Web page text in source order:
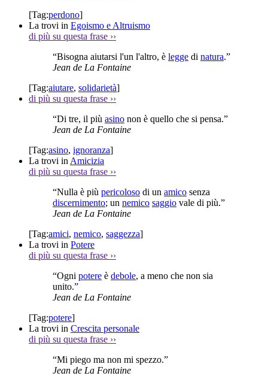
[Tag:perdono]
La trovi in Egoismo e Altruismo
di più su questa frase ››
“Bisogna aiutarsi l'un l'altro, è legge di natura.”
Jean de La Fontaine
[Tag:aiutare, solidarietà]
di più su questa frase ››
“Di tre, il più asino non è quello che si pensa.”
Jean de La Fontaine
[Tag:asino, ignoranza]
La trovi in Amicizia
di più su questa frase ››
“Nulla è più pericoloso di un amico senza
discernimento; un nemico saggio vale di più.”
Jean de La Fontaine
[Tag:amici, nemico, saggezza]
La trovi in Potere
di più su questa frase ››
“Ogni potere è debole, a meno che non sia
unito.”
Jean de La Fontaine
[Tag:potere]
La trovi in Crescita personale
di più su questa frase ››
“Mi piego ma non mi spezzo.”
Jean de La Fontaine